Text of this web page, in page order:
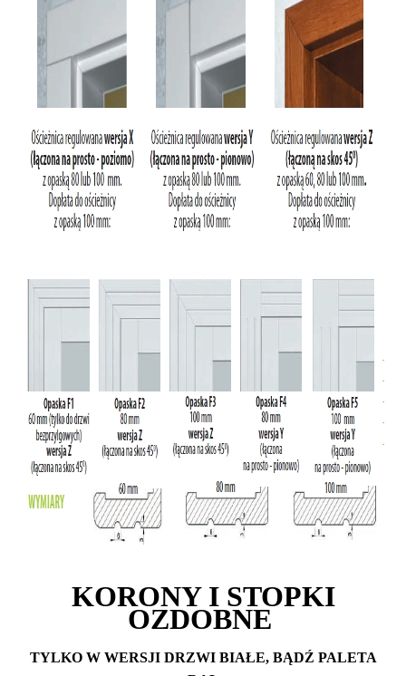
KORONY I STOPKI
OZDOBNE
TYLKO W WERSJI DRZWI BIAŁE, BĄDŹ PALETA